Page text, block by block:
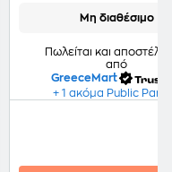
Μη διαθέσιμο
Πωλείται και
από
GreeceMart
+ 1 ακόμα Public